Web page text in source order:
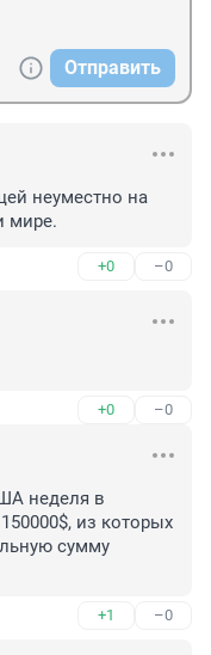
Отправить
неуместно на
мире.
+0 –0
+0 –0
неделя в
из которых
сумму
+1 –0